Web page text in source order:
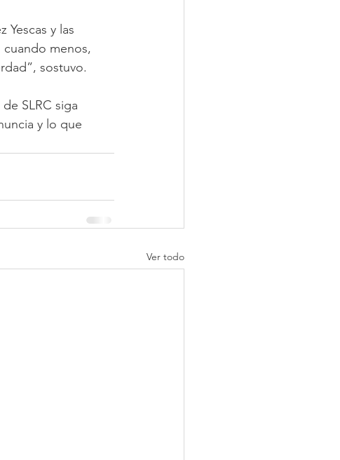
Yescas y las
menos,
sostuvo.
SLRC siga
y lo que
Ver todo